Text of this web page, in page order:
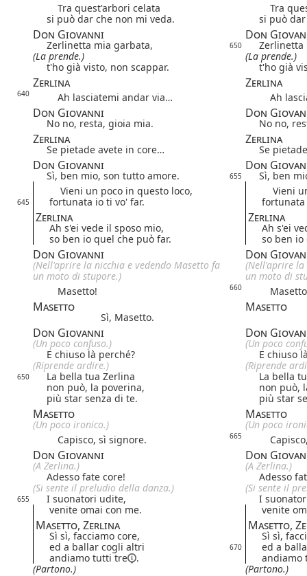
Tra quest'arbori celata
Tra
si può dar che non mi veda.
si può
Don Giovanni Don
Zerlinetta mia garbata, 650
Zerlinetta
(La prende.)
(La prende.)
t'ho già visto, non scappar.
t'ho già
Zerlina Zerlina
640 Ah lasciatemi andar via… Ah
Don Giovanni Don
No no, resta, gioia mia. No no,
Zerlina Zerlina
Se pietade avete in core… Se
Don Giovanni Don
Sì, ben mio, son tutto amore. 655
Sì, ben
Vieni un poco in questo loco,
Vieni
645 fortunata io ti vo' far. fortunata
Zerlina Zerlina
Ah s'ei vede il sposo mio,
Ah s'ei
so ben io quel che può far.
so ben io
Don Giovanni Don
(Nell'aprire la nicchia e vedendo Masetto fa
un moto di stupore.)
(Nell'aprire la
un moto di
Masetto!
660
Masetto Masetto
Sì, Masetto.
Don Giovanni Don
(Un poco confuso.)
(Un poco
E chiuso là perché?
E chiuso
(Riprende ardire.)
(Riprende
650 La bella tua Zerlina
La bella
non può, la poverina,
non può,
più star senza di te.
più star
Masetto Masetto
(Un poco ironico.)
(Un poco
Capisco, sì signore.
665
Don Giovanni Don
(A Zerlina.)
(A Zerlina.)
Adesso fate core!
Adesso
(Si sente il preludio della danza.)
(Si sente il
655 I suonatori udite,
I
venite omai con me.
venite
Masetto, Zerlina Masetto,
Sì sì, facciamo core,
Sì sì,
ed a ballar cogli altri
670
ed a
andiamo tutti tre . andiamo
(Partono.)
(Partono.)